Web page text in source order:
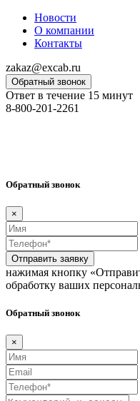
Новости
О компании
Контакты
zakaz@excab.ru
Обратный звонок
Ответ в течение 15 минут
8-800-201-2261
Обратный звонок
×
Отправить заявку
нажимая кнопку
обработку ваших
Обратный звонок
×